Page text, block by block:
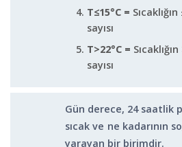
T≤15°C =
sayısı
T>22°C =
sayısı
Gün derece, 24 saatlik
sıcak ve ne kadarının
yarayan bir birimdir.